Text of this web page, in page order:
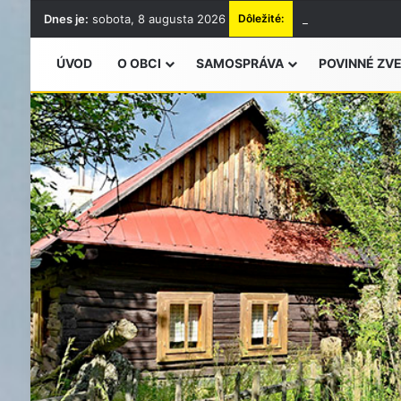
Dnes je: sobota, 8 augusta 2026 Dôležité:
ÚVOD O OBCI SAMOSPRÁVA POVINNÉ